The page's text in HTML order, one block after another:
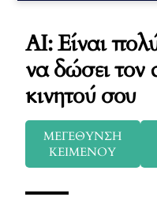
AI: Είναι
να δώσει τον
κινητού σου
ΜΕΓΕΘΥΝΣΗ
ΚΕΙΜΕΝΟΥ